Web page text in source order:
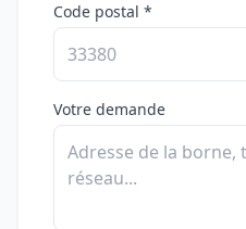
Code postal *
Votre demande